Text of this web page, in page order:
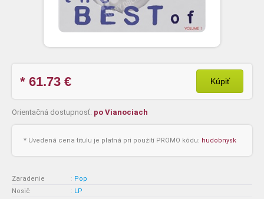
* 61.73 € Kúpiť
Orientačná dostupnosť: po Vianociach
* Uvedená cena titulu je platná pri použití PROMO kódu: hudobnysk
Zaradenie : Pop
Nosič
: LP